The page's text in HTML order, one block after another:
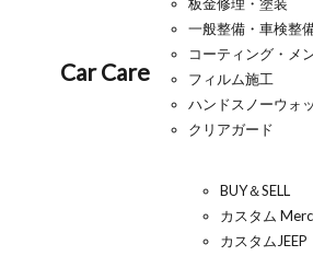
Car Care
一般整備・車検整
コーティング・メ
フィルム施工
ハンドスノーウォ
クリアガード
BUY＆SELL
カスタム
カスタム